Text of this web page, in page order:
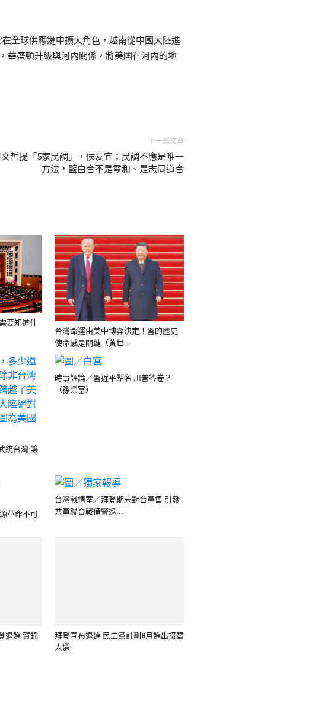
全球供應鏈中擴大角色，越南從中國大陸進
華盛頓升級與河內關係，將美國在河內的地
下一篇文章
哲提「5家民調」，侯友宜：民調不應是唯一
方法，藍白合不是零和、是志同道合
要知道什
台灣命運由美中博弈決定！習的歷史
使命感是關鍵（黄世...
統台灣 讓
時事評論／習近平點名 川普答卷？
（孫榮富）
革命不可
台灣戰情室／拜登期末對台軍售 引發
共軍聯合戰備警巡...